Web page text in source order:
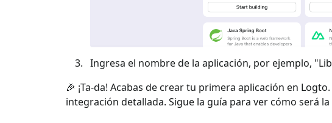
Ingresa el nombre de la aplicación, por ejemplo,
🎉 ¡Ta-da! Acabas de crear tu primera aplicación en
integración detallada. Sigue la guía para ver cómo será